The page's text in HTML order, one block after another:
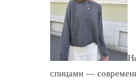
спицами —